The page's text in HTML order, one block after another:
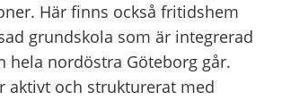
Här finns också fritidshem
grundskola som är integrerad
hela nordöstra Göteborg går.
aktivt och strukturerat med